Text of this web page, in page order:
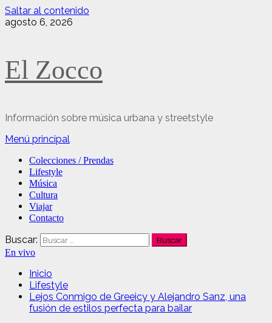
Saltar al contenido
agosto 6, 2026
El Zocco
Información sobre música urbana y streetstyle
Menú principal
Colecciones / Prendas
Lifestyle
Música
Cultura
Viajar
Contacto
Buscar:
En vivo
Inicio
Lifestyle
Lejos Conmigo de Greeicy y Alejandro Sanz, una
fusión de estilos perfecta para bailar